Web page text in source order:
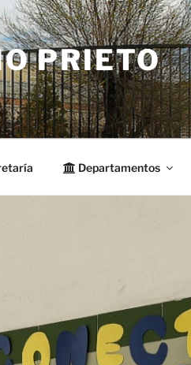
PRIETO
Departamentos